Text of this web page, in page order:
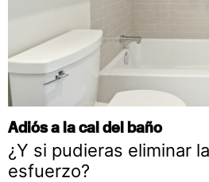
Adiós a la cal del baño
¿Y si pudieras eliminar
esfuerzo?